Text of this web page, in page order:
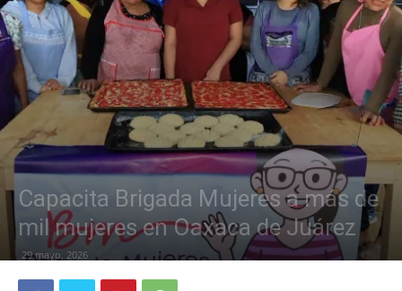
Oaxaca
Capacita Brigada Mujeres a más de
mil mujeres en Oaxaca de Juárez
29 mayo, 2026